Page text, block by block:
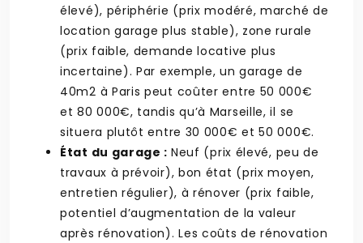
élevé), périphérie (prix modéré, marché de
location garage plus stable), zone rurale
(prix faible, demande locative plus
incertaine). Par exemple, un garage de
40m2 à Paris peut coûter entre 50 000€
et 80 000€, tandis qu’à Marseille, il se
situera plutôt entre 30 000€ et 50 000€.
État du garage : Neuf (prix élevé, peu de
travaux à prévoir), bon état (prix moyen,
entretien régulier), à rénover (prix faible,
potentiel d’augmentation de la valeur
après rénovation). Les coûts de rénovation